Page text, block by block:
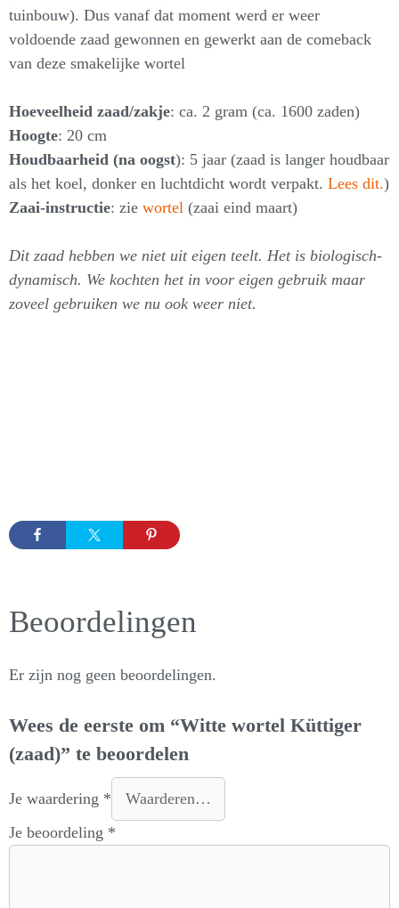
tuinbouw). Dus vanaf dat moment werd er weer
voldoende zaad gewonnen en gewerkt aan de comeback
van deze smakelijke wortel
Hoeveelheid zaad/zakje: ca. 2 gram (ca. 1600 zaden)
Hoogte: 20 cm
Houdbaarheid (na oogst): 5 jaar (zaad is langer houdbaar
als het koel, donker en luchtdicht wordt verpakt. Lees dit.)
Zaai-instructie: zie wortel (zaai eind maart)
Dit zaad hebben we niet uit eigen teelt. Het is biologisch-
dynamisch. We kochten het in voor eigen gebruik maar
zoveel gebruiken we nu ook weer niet.
Beoordelingen
Er zijn nog geen beoordelingen.
Wees de eerste om “Witte wortel Küttiger
(zaad)” te beoordelen
Je waardering *
Je beoordeling *